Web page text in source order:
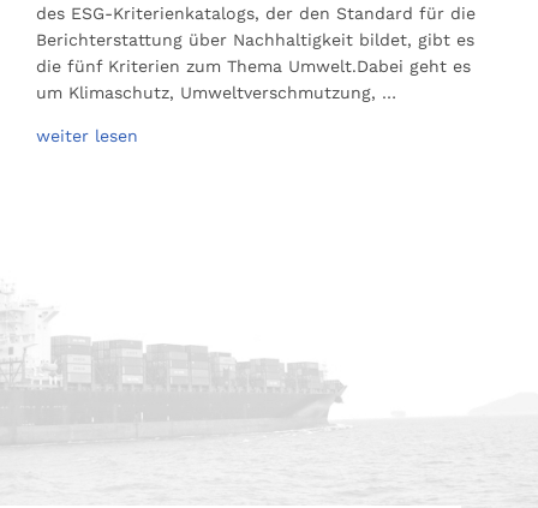
des ESG-Kriterienkatalogs, der den Standard für die
Berichterstattung über Nachhaltigkeit bildet, gibt es
die fünf Kriterien zum Thema Umwelt.Dabei geht es
um Klimaschutz, Umweltverschmutzung, …
weiter lesen